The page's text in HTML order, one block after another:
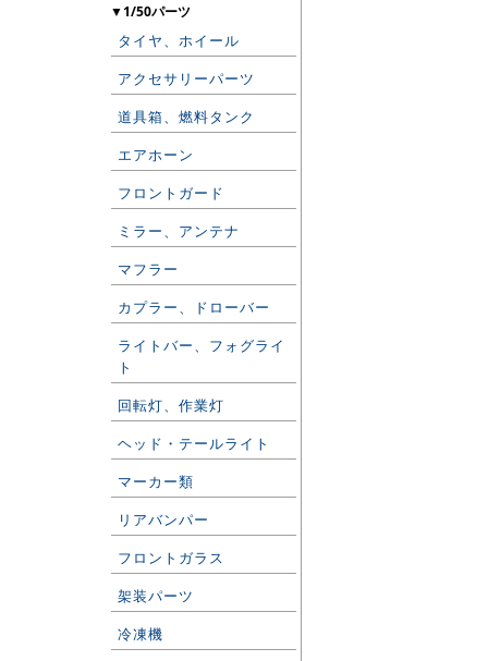
▼1/50パーツ
タイヤ、ホイール
アクセサリーパーツ
道具箱、燃料タンク
エアホーン
フロントガード
ミラー、アンテナ
マフラー
カプラー、ドローバー
ライトバー、フォグライ
ト
回転灯、作業灯
ヘッド・テールライト
マーカー類
リアバンパー
フロントガラス
架装パーツ
冷凍機